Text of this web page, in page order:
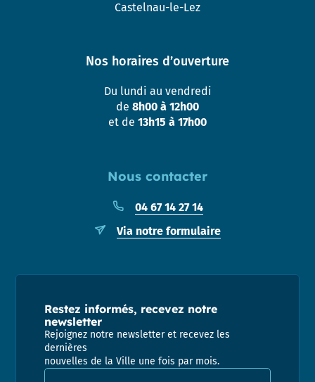
Nous contacter
04 67 14 27 14
Via notre formulaire
Castelnau-le-Lez
Nos horaires d’ouverture
Du lundi au vendredi
de 8h00 à 12h00
et de 13h15 à 17h00
Restez informés, recevez notre
newsletter
Rejoignez notre newsletter et recevez les
dernières
nouvelles de la Ville une fois par mois.
Adresse email pour la newsletter